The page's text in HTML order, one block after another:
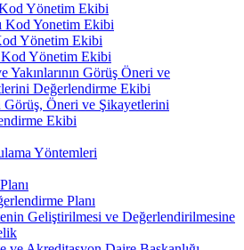
Yönetim Ekibi
Kod Yonetim Ekibi
Yönetim Ekibi
Kod Yönetim Ekibi
Yakınlarının Görüş Öneri ve
Değerlendirme Ekibi
Görüş, Öneri ve Şikayetlerini
Ekibi
Yöntemleri
Planı
Geliştirilmesi ve Değerlendirilmesine